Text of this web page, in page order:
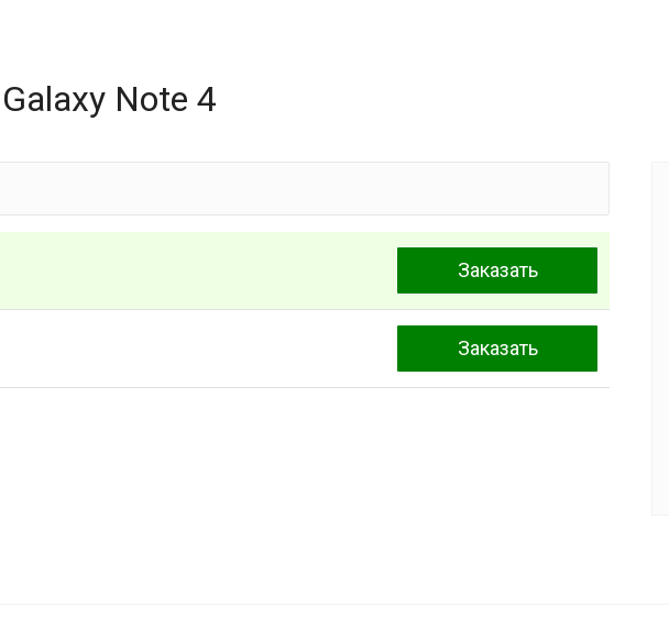
Note 4
Заказать
Заказать